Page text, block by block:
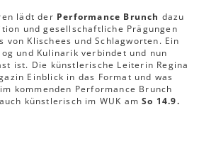
lädt der Performance Brunch dazu
und gesellschaftliche Prägungen
von Klischees und Schlagworten. Ein
und Kulinarik verbindet und nun
ist. Die künstlerische Leiterin Regina
Einblick in das Format und was
kommenden Performance Brunch
künstlerisch im WUK amSo 14.9.